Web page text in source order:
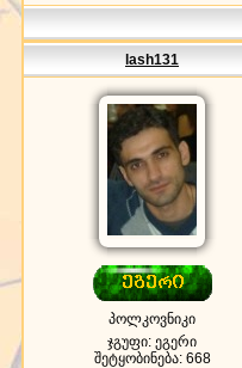
lash131
პოლკოვნიკი
ჯგუფი: ეგერი
შეტყობინება: 668